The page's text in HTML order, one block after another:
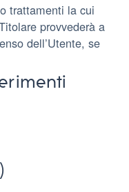
trattamenti la cui
provvederà a
dell’Utente, se